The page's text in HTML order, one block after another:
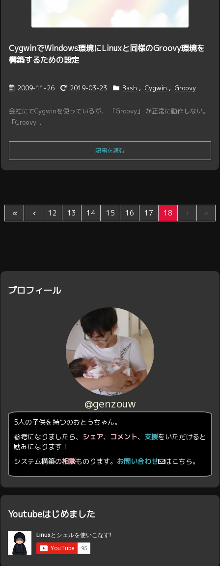
CygwinでWindows環境にLinuxと同様のGroovy環境を
構築するための設定
2009-11-26 2019-03-23 Bash , Cygwin , Groovy
会社にてCygwinを使っているが、 「Groovy」 が正常に動作しない。
「Groovy ...
記事を読む
« ‹ 12 13 14 15 16 17 18 › »
プロフィール
@genzouw
5人の子供を持つのおとうちゃん。
参考になりましたら、 シェア、 コメント、 支援をいただけると
励みになります！
システム構築の相談ものります。 お問い合わせ はこちら。
Youtubeはじめました